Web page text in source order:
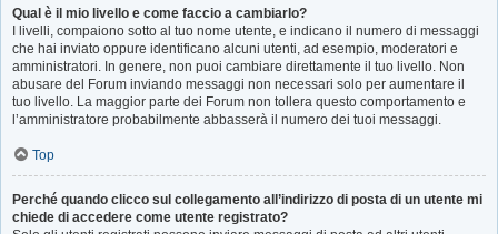
Qual è il mio livello e come faccio a cambiarlo?
I livelli, compaiono sotto al tuo nome utente, e indicano il numero di messaggi
che hai inviato oppure identificano alcuni utenti, ad esempio, moderatori e
amministratori. In genere, non puoi cambiare direttamente il tuo livello. Non
abusare del Forum inviando messaggi non necessari solo per aumentare il
tuo livello. La maggior parte dei Forum non tollera questo comportamento e
l’amministratore probabilmente abbasserà il numero dei tuoi messaggi.
Top
Perché quando clicco sul collegamento all’indirizzo di posta di un utente mi
chiede di accedere come utente registrato?